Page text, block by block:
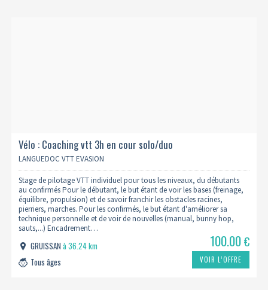
Vélo : Coaching vtt 3h en cour solo/duo
LANGUEDOC VTT EVASION
Stage de pilotage VTT individuel pour tous les niveaux, du débutants
au confirmés Pour le débutant, le but étant de voir les bases (freinage,
équilibre, propulsion) et de savoir franchir les obstacles racines,
pierriers, marches. Pour les confirmés, le but étant d'améliorer sa
technique personnelle et de voir de nouvelles (manual, bunny hop,
sauts,...) Encadrement…
GRUISSANà 36.24 km
Tous âges
100.00€
VOIR L’OFFRE